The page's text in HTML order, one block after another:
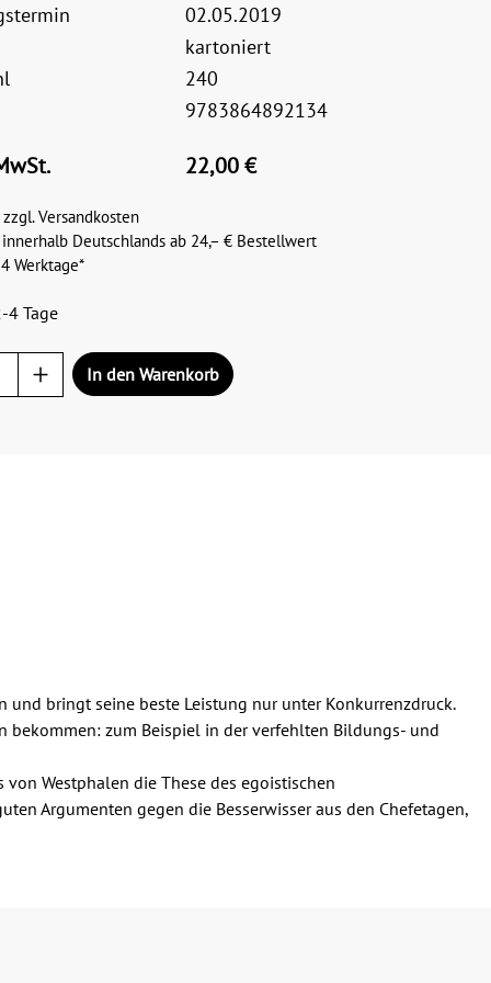
02.05.2019
kartoniert
240
9783864892134
22,00 €
Versandkosten
innerhalb Deutschlands ab 24,– € Bestellwert
Werktage*
4 Tage
In den Warenkorb
bringt seine beste Leistung nur unter Konkurrenzdruck.
bekommen: zum Beispiel in der verfehlten Bildungs- und
Westphalen die These des egoistischen
Argumenten gegen die Besserwisser aus den Chefetagen,